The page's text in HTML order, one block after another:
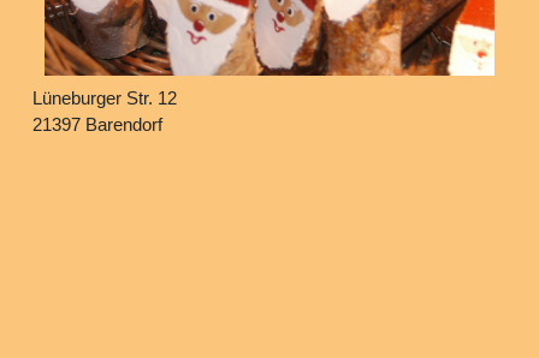
Lüneburger Str. 12
21397 Barendorf